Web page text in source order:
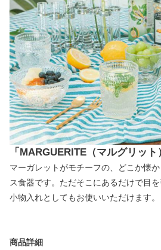
「MARGUERITE（マルグリッ
マーガレットがモチーフの、どこか懐
ス食器です。ただそこにあるだけで目
小物入れとしてもお使いいただけます。
商品詳細